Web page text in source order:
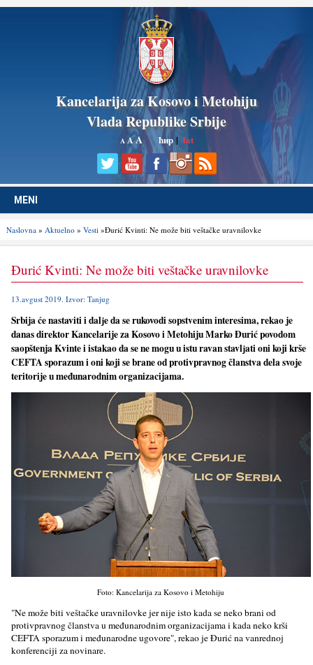
Kancelarija za Kosovo i Metohiju
Vlada Republike Srbije
A AA ћир|lat
MENI
Naslovna» Aktuelno» Vesti»Đurić Kvinti: Ne može biti veštačke uravnilovke
Đurić Kvinti: Ne može biti veštačke uravnilovke
13.avgust 2019. Izvor: Tanjug
Srbija će nastaviti i dalјe da se rukovodi sopstvenim interesima, rekao je
danas direktor Kancelarije za Kosovo i Metohiju Marko Đurić povodom
saopštenja Kvinte i istakao da se ne mogu u istu ravan stavlјati oni koji krše
CEFTA sporazum i oni koji se brane od protivpravnog članstva dela svoje
teritorije u međunarodnim organizacijama.
Foto: Kancelarija za Kosovo i Metohiju
"Ne može biti veštačke uravnilovke jer nije isto kada se neko brani od
protivpravnog članstva u međunarodnim organizacijama i kada neko krši
CEFTA sporazum i međunarodne ugovore", rekao je Đurić na vanrednoj
konferenciji za novinare.